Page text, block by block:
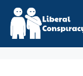
Skip
content